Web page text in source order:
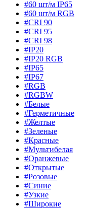
#60 шт/м IP65
#60 шт/м RGB
#CRI 90
#CRI 95
#CRI 98
#IP20
#IP20 RGB
#IP65
#IP67
#RGB
#RGBW
#Белые
#Герметичные
#Желтые
#Зеленые
#Красные
#Мультибелая
#Оранжевые
#Открытые
#Розовые
#Синие
#Узкие
#Широкие